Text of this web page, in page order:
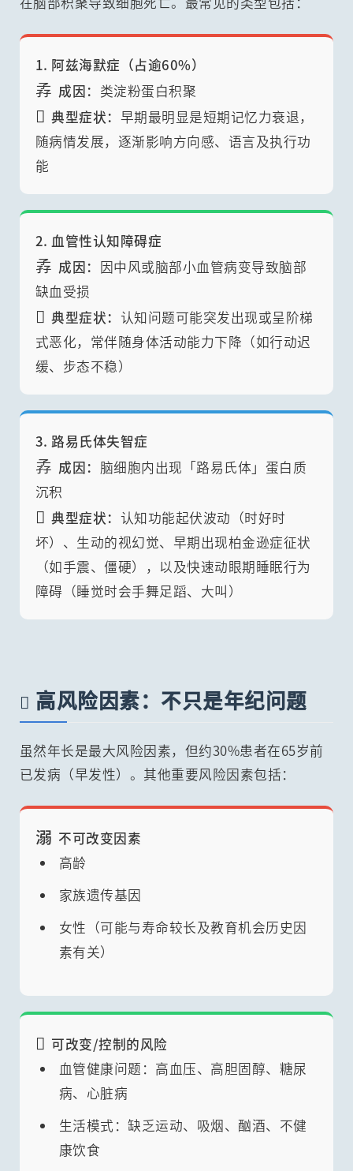
1. 阿兹海默症（占逾60%）
孨 成因： 类淀粉蛋白积聚
 典型症状： 早期最明显是短期记忆力衰退，
随病情发展，逐渐影响方向感、语言及执行功
能
2. 血管性认知障碍症
孨 成因： 因中风或脑部小血管病变导致脑部
缺血受损
 典型症状： 认知问题可能突发出现或呈阶梯
式恶化，常伴随身体活动能力下降（如行动迟
缓、步态不稳）
3. 路易氏体失智症
孨 成因： 脑细胞内出现「路易氏体」蛋白质
沉积
 典型症状： 认知功能起伏波动（时好时
坏）、生动的视幻觉、早期出现柏金逊症征状
（如手震、僵硬），以及快速动眼期睡眠行为
障碍（睡觉时会手舞足蹈、大叫）
 高风险因素：不只是年纪问题
虽然年长是最大风险因素，但约30%患者在65岁前
已发病（早发性）。其他重要风险因素包括：
溺 不可改变因素
高龄
家族遗传基因
女性（可能与寿命较长及教育机会历史因
素有关）
 可改变/控制的风险
血管健康问题：高血压、高胆固醇、糖尿
病、心脏病
生活模式：缺乏运动、吸烟、酗酒、不健
康饮食